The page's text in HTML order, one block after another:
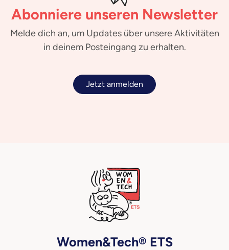
Abonniere unseren Newsletter
Melde dich an, um Updates über unsere Aktivitäten
in deinem Posteingang zu erhalten.
Jetzt anmelden
Women&Tech® ETS